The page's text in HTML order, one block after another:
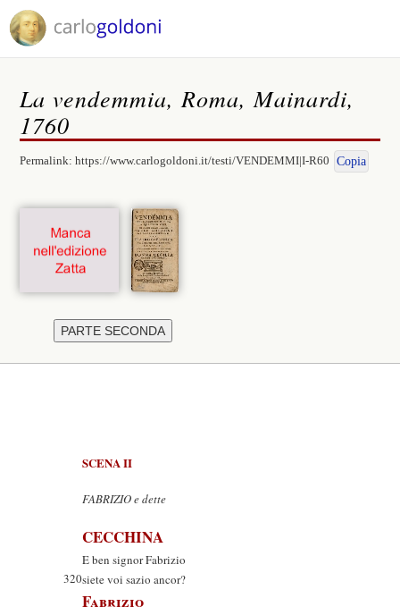
La vendemmia, Roma, Mainardi,
1760
Permalink:https://www.carlogoldoni.it/testi/VENDEMMI|I-R60 Copia
SCENA II
FABRIZIO e dette
CECCHINA
E ben signor Fabrizio
320siete voi sazio ancor?
Fabrizio